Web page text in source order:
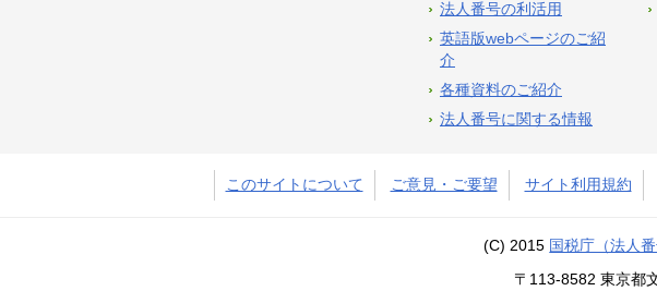
法人番号の利活用
英語版webページのご紹
介
各種資料のご紹介
法人番号に関する情報
このサイトについて ご意見・ご要望 サイト利用規約
(C) 2015 国税庁（法人
〒113-8582 東京都